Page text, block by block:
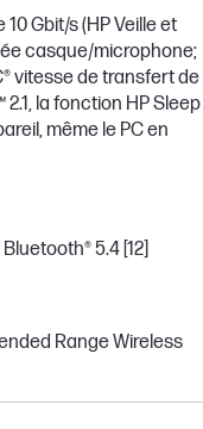
Gbit/s (HP Veille et
casque/microphone;
vitesse de transfert de
la fonction HP Sleep
même le PC en
5.4 [12]
Range Wireless